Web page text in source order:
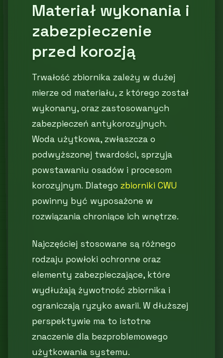
Materiał wykonania i
zabezpieczenie
przed korozją
Trwałość zbiornika zależy w dużej
mierze od materiału, z którego został
wykonany, oraz zastosowanych
zabezpieczeń antykorozyjnych.
Woda użytkowa, zwłaszcza o
podwyższonej twardości, sprzyja
powstawaniu osadów i procesom
korozyjnym. Dlatego zbiorniki CWU
powinny być wyposażone w
rozwiązania chroniące ich wnętrze.
Najczęściej stosowane są różnego
rodzaju powłoki ochronne oraz
elementy zabezpieczające, które
wydłużają żywotność zbiornika i
ograniczają ryzyko awarii. W dłuższej
perspektywie ma to istotne
znaczenie dla bezproblemowego
użytkowania systemu.